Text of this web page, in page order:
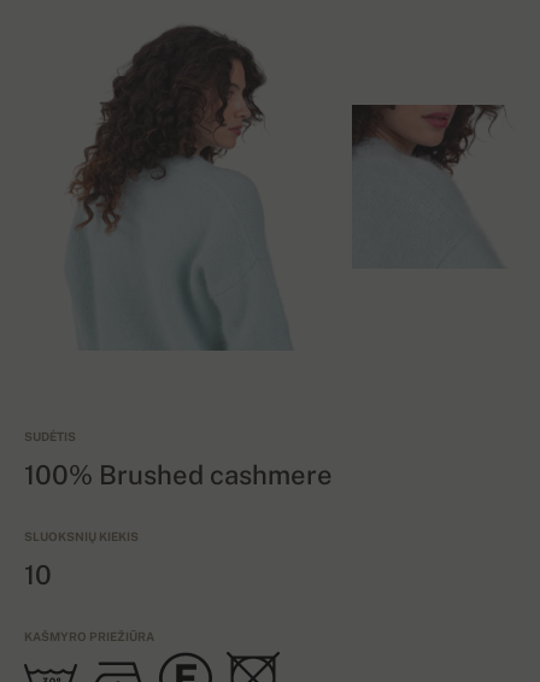
SUDĖTIS
100% Brushed cashmere
SLUOKSNIŲ KIEKIS
10
KAŠMYRO PRIEŽIŪRA